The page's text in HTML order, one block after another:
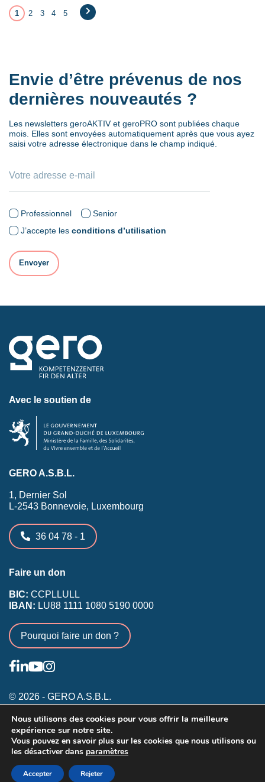
1 2 3 4
5
→
Envie d’être prévenus de nos
dernières nouveautés ?
Les newsletters geroAKTIV et geroPRO sont publiées chaque
mois. Elles sont envoyées automatiquement après que vous ayez
saisi votre adresse électronique dans le champ indiqué.
Professionnel
Senior
J’accepte les conditions d’utilisation
Avec le soutien de
GERO A.S.B.L.
1, Dernier Sol
L-2543 Bonnevoie, Luxembourg
36 04 78 - 1
Faire un don
BIC: CCPLLULL
IBAN: LU88 1111 1080 5190 0000
Pourquoi faire un don ?
© 2026 - GERO A.S.B.L.
Conditions générales
Inscription membres existants
Annonceurs
Nous utilisons des cookies pour vous offrir la meilleure
expérience sur notre site.
Vous pouvez en savoir plus sur les cookies que nous utilisons ou
les désactiver dans paramètres
Accepter Rejeter